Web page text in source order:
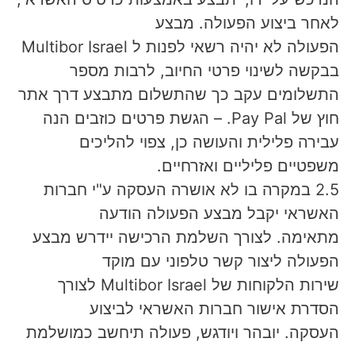
לאחר ביצוע הפעולה. מבצע
הפעולה לא יהיה רשאי לפנות ל Multibor Israel
בבקשה לשינוי פרטי החיוב, לרבות מספר
התשלומים עקב כך שהתשלום מתבצע דרך אתר
חוץ של Pay Pal. – הגשת פרטים כוזבים הנה
עבירה פלילית והעושה כן, צפוי להליכים
משפטיים פליליים ואזרחיים.
2.5 במקרה בו לא אושרה העסקה ע"י חברות
האשראי יקבל מבצע הפעולה הודעה
מתאימה. לצורך השלמת הרכישה יידרש מבצע
הפעולה ליצור קשר טלפוני עם מוקד
שירות הלקוחות של Multibor Israel לצורך
הסדרת אישור חברות האשראי לביצוע
העסקה. יובהר ויודגש, פעולה תיחשב כמושלמת